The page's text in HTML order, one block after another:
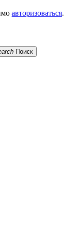
авторизоваться.
Поиск